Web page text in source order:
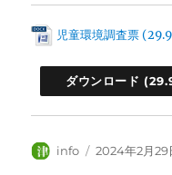
児童環境調査票
ダウンロード
投
info
投
2024年2月29